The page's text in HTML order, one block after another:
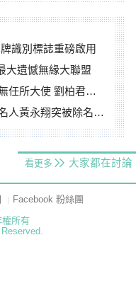
識別標誌重磅啟用
大遺憾無緣大聯盟
君女裁判人生國際發光
翔突被除名 將另提他人
看更多 大家都在討論
Facebook 粉絲團
所有